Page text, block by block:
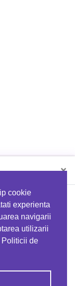
cookie
experienta
navigarii
utilizarii
Politicii de
×
codul